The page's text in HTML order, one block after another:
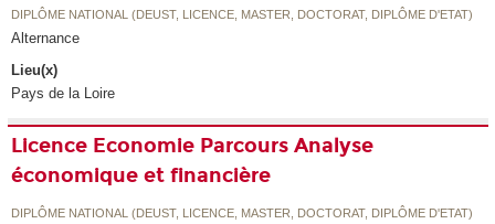
DIPLÔME NATIONAL (DEUST, LICENCE, MASTER, DOCTORAT, DIPLÔME D'ETAT)
Alternance
Lieu(x)
Pays de la Loire
Licence Economie Parcours Analyse
économique et financière
DIPLÔME NATIONAL (DEUST, LICENCE, MASTER, DOCTORAT, DIPLÔME D'ETAT)